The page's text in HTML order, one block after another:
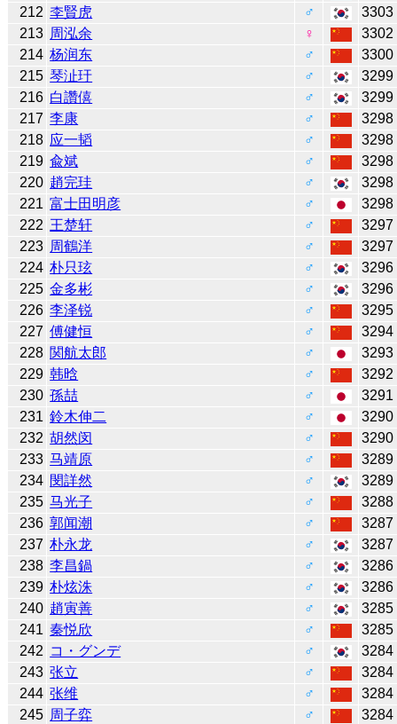
212 李賢虎 ♂
3303
213 周泓余 ♀
3302
214 杨润东 ♂
3300
215 琴沚玗 ♂
3299
216 白讚僖 ♂
3299
217 李康 ♂
3298
218 应一韬 ♂
3298
219 兪斌 ♂
3298
220 趙完珪 ♂
3298
221 富士田明彦 ♂
3298
222 王楚轩 ♂
3297
223 周鶴洋 ♂
3297
224 朴只玹 ♂
3296
225 金多彬 ♂
3296
226 李泽锐 ♂
3295
227 傅健恒 ♂
3294
228 関航太郎 ♂
3293
229 韩晗 ♂
3292
230 孫喆 ♂
3291
231 鈴木伸二 ♂
3290
232 胡然闵 ♂
3290
233 马靖原 ♂
3289
234 閔詳然 ♂
3289
235 马光子 ♂
3288
236 郭闻潮 ♂
3287
237 朴永龙 ♂
3287
238 李昌鍋 ♂
3286
239 朴炫洙 ♂
3286
240 趙寅善 ♂
3285
241 秦悦欣 ♂
3285
242 コ・グンデ ♂
3284
243 张立 ♂
3284
244 张维 ♂
3284
245 周子弈 ♂
3284